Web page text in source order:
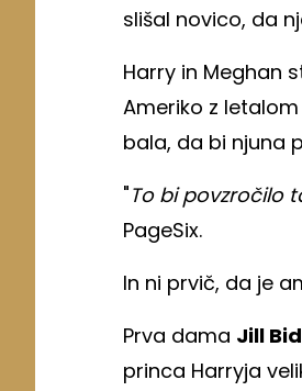
slišal novico, da
Harry in Meghan
Ameriko z
bala, da bi njuna
"To bi povzročilo
PageSix.
In ni prvič, da je
Prva dama Jill
princa Harryja